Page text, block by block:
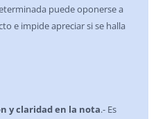
puede oponerse a
e impide apreciar si se halla
y claridad en la nota.- Es